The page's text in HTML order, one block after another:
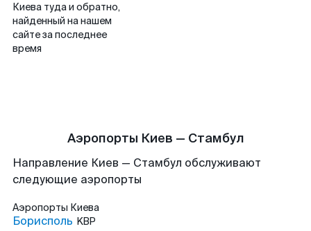
Киева туда и обратно,
найденный на нашем
сайте за последнее
время
Аэропорты Киев — Стамбул
Направление Киев — Стамбул обслуживают
следующие аэропорты
Аэропорты Киева
Борисполь KBP